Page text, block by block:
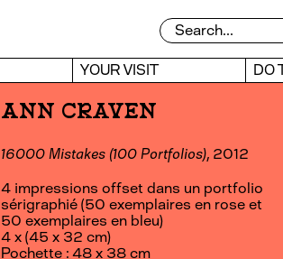
YOUR VISIT DO
ANN CRAVEN
16000 Mistakes (100 Portfolios), 2012
4 impressions offset dans un portfolio
sérigraphié (50 exemplaires en rose et
50 exemplaires en bleu)
4 x (45 x 32 cm)
Pochette : 48 x 38 cm